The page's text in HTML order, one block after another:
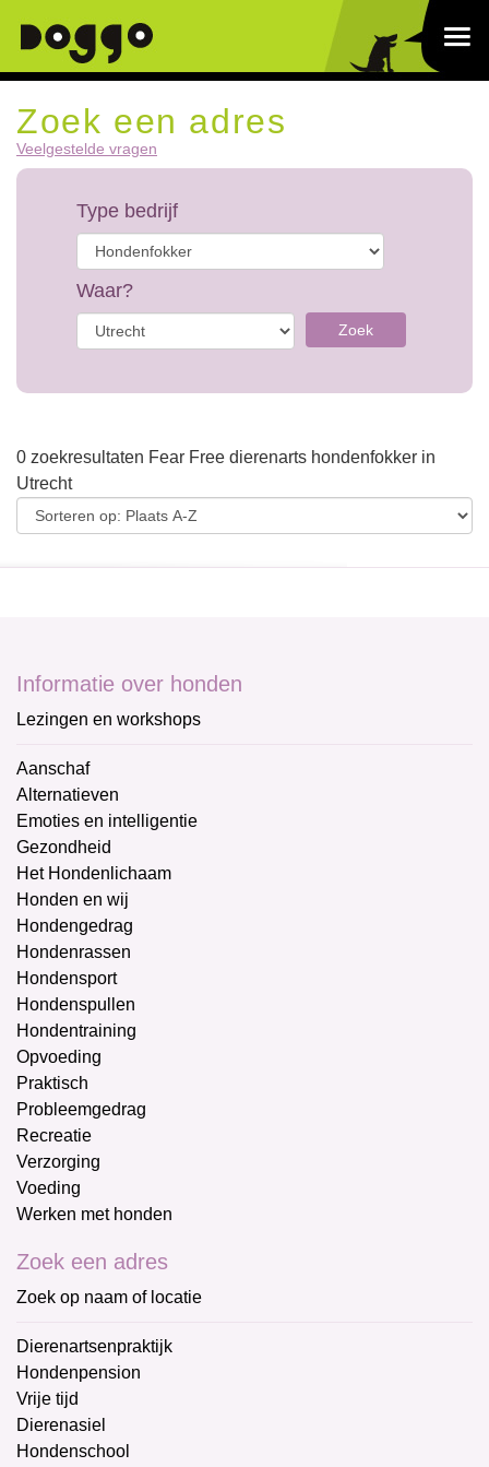
Zoek een adres
Veelgestelde vragen
Type bedrijf
Waar?
Zoek
0 zoekresultaten Fear Free dierenarts hondenfokker in
Utrecht
Informatie over honden
Lezingen en workshops
Aanschaf
Alternatieven
Emoties en intelligentie
Gezondheid
Het Hondenlichaam
Honden en wij
Hondengedrag
Hondenrassen
Hondensport
Hondenspullen
Hondentraining
Opvoeding
Praktisch
Probleemgedrag
Recreatie
Verzorging
Voeding
Werken met honden
Zoek een adres
Zoek op naam of locatie
Dierenartsenpraktijk
Hondenpension
Vrije tijd
Dierenasiel
Hondenschool